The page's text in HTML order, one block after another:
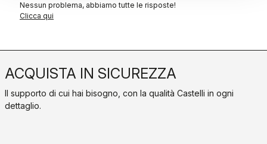
Nessun problema, abbiamo tutte le risposte!
Clicca qui
ACQUISTA IN SICUREZZA
Il supporto di cui hai bisogno, con la qualità Castelli in ogni
dettaglio.